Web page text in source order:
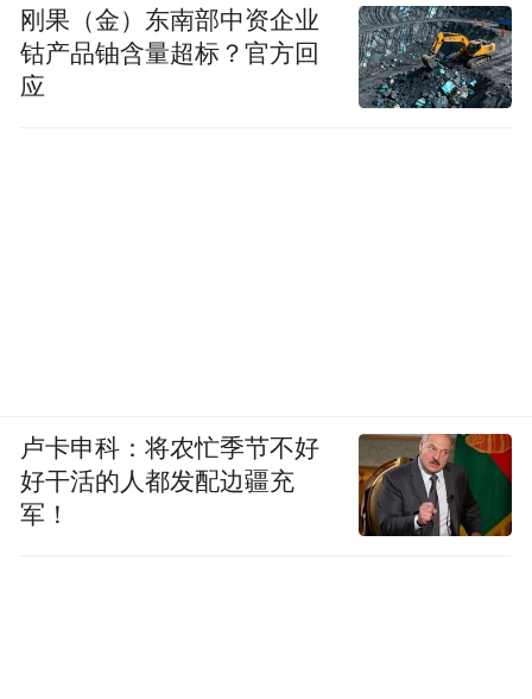
刚果（金）东南部中资企业
钴产品铀含量超标？官方回
应
卢卡申科：将农忙季节不好
好干活的人都发配边疆充
军！